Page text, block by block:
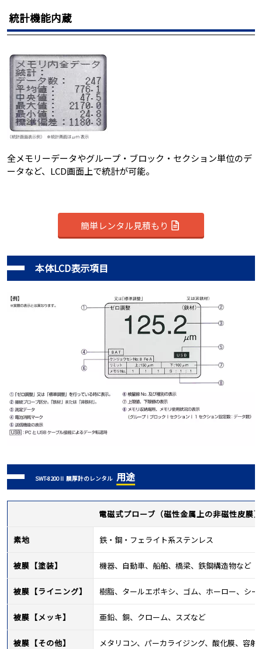
統計機能内蔵
全メモリーデータやグループ・ブロック・セクション単位のデ
ータなど、LCD画面上で統計が可能。
簡単レンタル見積もり
本体LCD表示項目
SWT-8200Ⅱ 膜厚計のレンタル 用途
電磁式プローブ（磁性金属上の非磁性皮膜）
素地 鉄・鋼・フェライト系ステンレス
被膜【塗装】 機器、自動車、船舶、橋梁、鉄鋼構造物など
被膜【ライニング】 樹脂、タールエポキシ、ゴム、ホーロー、シー
被膜【メッキ】 亜鉛、銅、クローム、スズなど
被膜【その他】 メタリコン、パーカライジング、酸化膜、容射